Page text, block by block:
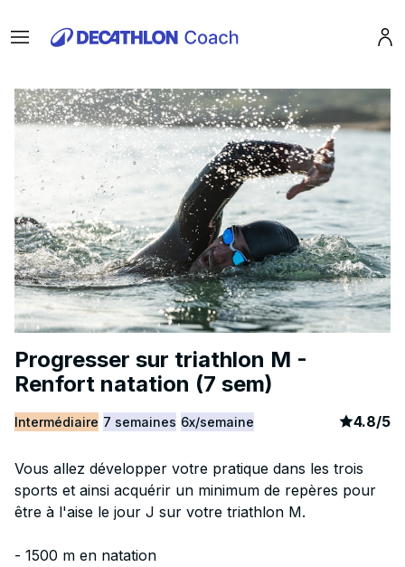
Menu
Progresser sur triathlon M -
Renfort natation (7 sem)
Intermédiaire 7 semaines 6x/semaine article
4.8/59
Vous allez développer votre pratique dans les trois
sports et ainsi acquérir un minimum de repères pour
être à l'aise le jour J sur votre triathlon M.
- 1500 m en natation